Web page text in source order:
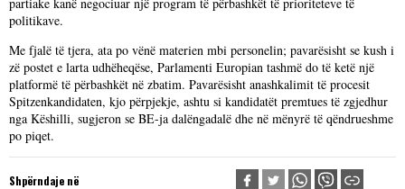
politikave.
Me fjalë të tjera, ata po vënë materien mbi personelin; pavarësisht se kush i
zë postet e larta udhëheqëse, Parlamenti Europian tashmë do të ketë një
platformë të përbashkët në zbatim. Pavarësisht anashkalimit të procesit
Spitzenkandidaten, kjo përpjekje, ashtu si kandidatët premtues të zgjedhur
nga Këshilli, sugjeron se BE-ja dalëngadalë dhe në mënyrë të qëndrueshme
po piqet.
Shpërndaje në